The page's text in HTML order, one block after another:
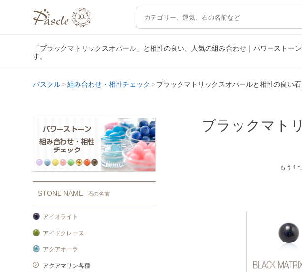
「ブラックマトリックスオパール」と相性の良い、人気の組み合わせ｜パワーストー
す。
パスクル 組み合わせ・相性チェック ブラックマトリックスオパールと相性の良い石
STONE NAME 石の名前
アイオライト
アイドクレース
アクアオーラ
アクアマリン各種
ブラックマト
もう１